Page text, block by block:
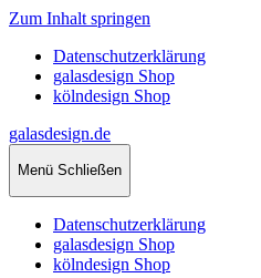
Zum Inhalt springen
Datenschutzerklärung
galasdesign Shop
kölndesign Shop
galasdesign.de
Menü Schließen
Datenschutzerklärung
galasdesign Shop
kölndesign Shop